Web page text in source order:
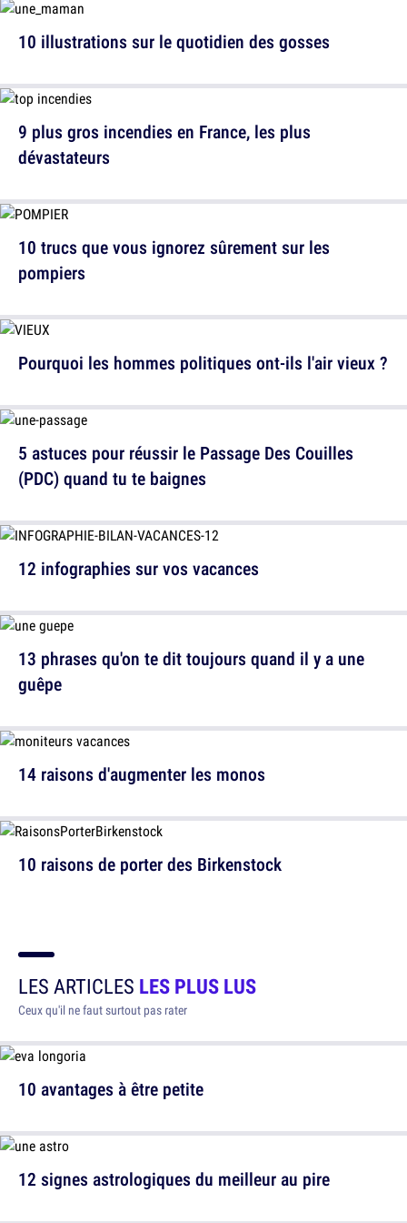
9 plus gros incendies en France, les plus
dévastateurs
Pourquoi les hommes politiques ont-ils l'air vieux ?
12 infographies sur vos vacances
14 raisons d'augmenter les monos
10 illustrations sur le quotidien des gosses
10 trucs que vous ignorez sûrement sur les
pompiers
5 astuces pour réussir le Passage Des Couilles
(PDC) quand tu te baignes
13 phrases qu'on te dit toujours quand il y a une
guêpe
10 raisons de porter des Birkenstock
LES ARTICLES LES PLUS LUS
Ceux qu'il ne faut surtout pas rater
10 avantages à être petite
12 signes astrologiques du meilleur au pire